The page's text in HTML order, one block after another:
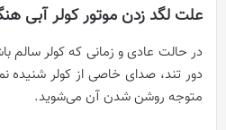
علت لگد زدن موتور کولر آبی
در حالت عادی و زمانی که کولر سالم
دور تند، صدای خاصی از کولر شنیده
متوجه روشن شدن آن می‌شوید.